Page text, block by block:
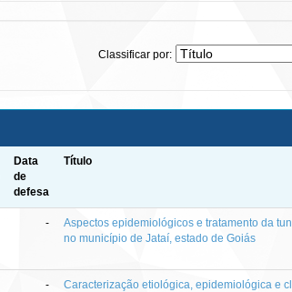
Classificar por:
Data
de
defesa
Título
-
Aspectos epidemiológicos e tratamento da
no município de Jataí, estado de Goiás
-
Caracterização etiológica, epidemiológica e